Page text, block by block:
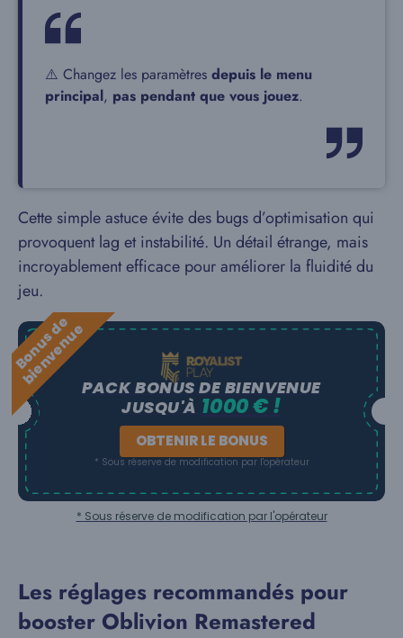
⚠️ Changez les paramètres depuis le menu
principal, pas pendant que vous jouez.
Cette simple astuce évite des bugs d’optimisation qui
provoquent lag et instabilité. Un détail étrange, mais
incroyablement efficace pour améliorer la fluidité du
jeu.
B
o
n
u
s
d
e
b
i
e
n
v
e
n
u
ePACK BONUS DE BIENVENUE
JUSQU'À 1000 € !
OBTENIR LE BONUS
* Sous réserve de modification par l'opérateur
* Sous réserve de modification par l'opérateur
Les réglages recommandés pour
booster Oblivion Remastered